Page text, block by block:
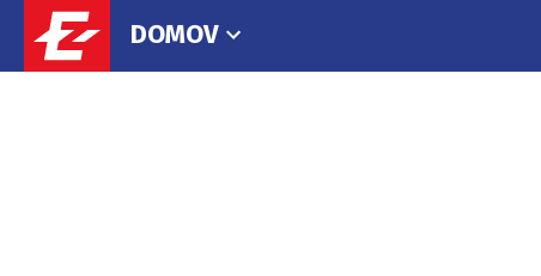
DOMOV